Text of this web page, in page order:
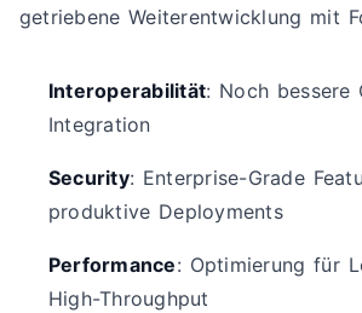
getriebene Weiterentwicklung mit
Interoperabilität: Noch bessere
Integration
Security: Enterprise-Grade
produktive Deployments
Performance: Optimierung für
High-Throughput